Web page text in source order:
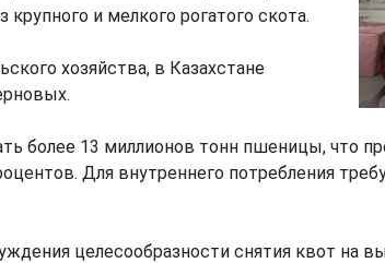
и мелкого рогатого скота.
хозяйства, в Казахстане
более 13 миллионов тонн пшеницы, что
Для внутреннего потребления
целесообразности снятия квот на